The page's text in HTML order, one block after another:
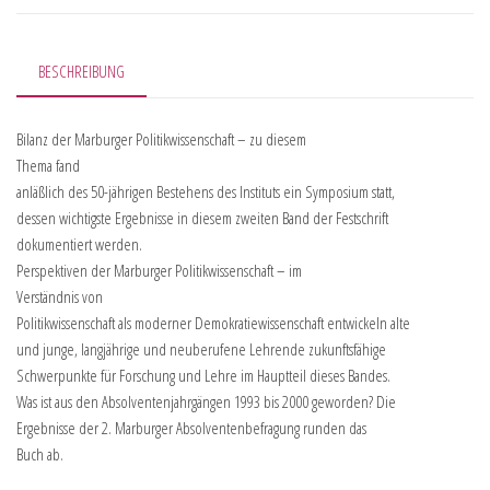
BESCHREIBUNG
Bilanz der Marburger Politikwissenschaft – zu diesem
Thema fand
anläßlich des 50-jährigen Bestehens des Instituts ein Symposium statt,
dessen wichtigste Ergebnisse in diesem zweiten Band der Festschrift
dokumentiert werden.
Perspektiven der Marburger Politikwissenschaft – im
Verständnis von
Politikwissenschaft als moderner Demokratiewissenschaft entwickeln alte
und junge, langjährige und neuberufene Lehrende zukunftsfähige
Schwerpunkte für Forschung und Lehre im Hauptteil dieses Bandes.
Was ist aus den Absolventenjahrgängen 1993 bis 2000 geworden? Die
Ergebnisse der 2. Marburger Absolventenbefragung runden das
Buch ab.